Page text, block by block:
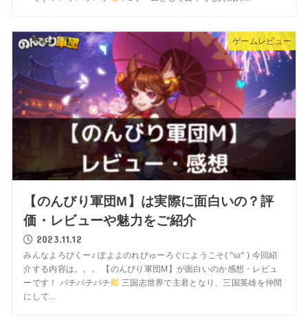
ゲームレビュー
【のんびり軍団M】は実際に面白いの？評
価・レビューや魅力をご紹介
2023.11.12
みんなよろぴくー♪ ぽよよのれびゅーろぐにようこそ( ^ω^ ) 今回紹
介する内容は。。。 【のんびり軍団M】が面白いのか感想・レビュ
ーです！ パチパチパチ
三国志世界で主君となり、三国英雄を仲間
にして...